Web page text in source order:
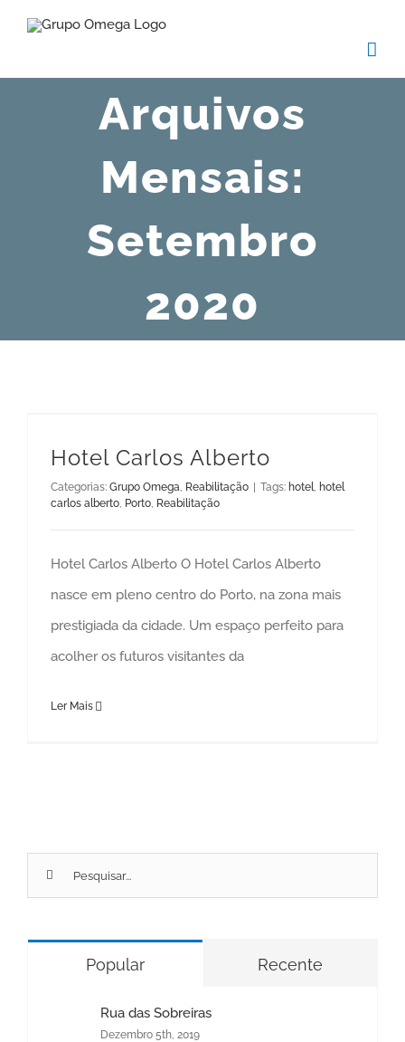
content
Arquivos
Mensais:
Setembro
2020
Hotel Carlos Alberto
Categorias: Grupo Omega, Reabilitação Tags: hotel, hotel
carlos alberto, Porto, Reabilitação
Hotel Carlos Alberto O Hotel Carlos Alberto
nasce em pleno centro do Porto, na zona mais
prestigiada da cidade. Um espaço perfeito para
acolher os futuros visitantes da
Ler Mais
Pesquisar
por:
Popular Recente
Rua das Sobreiras
Dezembro 5th, 2019